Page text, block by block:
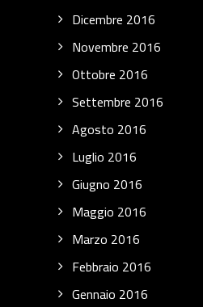
Dicembre 2016
Novembre 2016
Ottobre 2016
Settembre 2016
Agosto 2016
Luglio 2016
Giugno 2016
Maggio 2016
Marzo 2016
Febbraio 2016
Gennaio 2016